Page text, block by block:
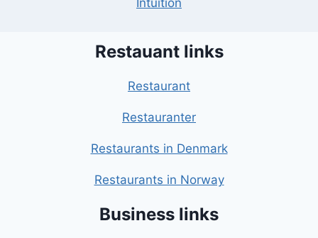
Intuition
Restauant links
Restaurant
Restauranter
Restaurants in Denmark
Restaurants in Norway
Business links